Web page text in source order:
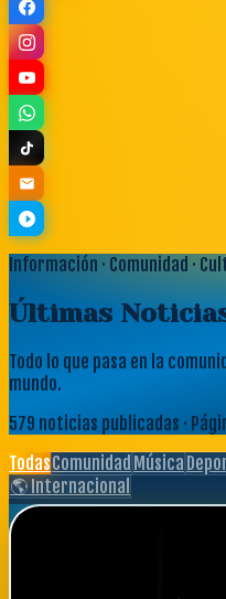
Información · Comunidad ·
Últimas
Todo lo que pasa en la
mundo.
579 noticias publicadas ·
TodasComunidad Música
🌎 Internacional
Teatro Arriaga presenta